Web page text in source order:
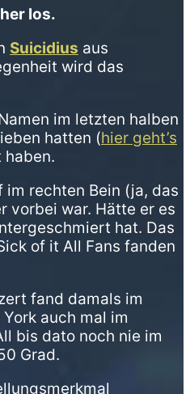
los.
Suicidius aus
wird das
im letzten halben
hatten (hier geht’s
haben.
rechten Bein (ja, das
vorbei war. Hätte er es
hat. Das
of it All Fans fanden
fand damals im
auch mal im
bis dato noch nie im
Grad.